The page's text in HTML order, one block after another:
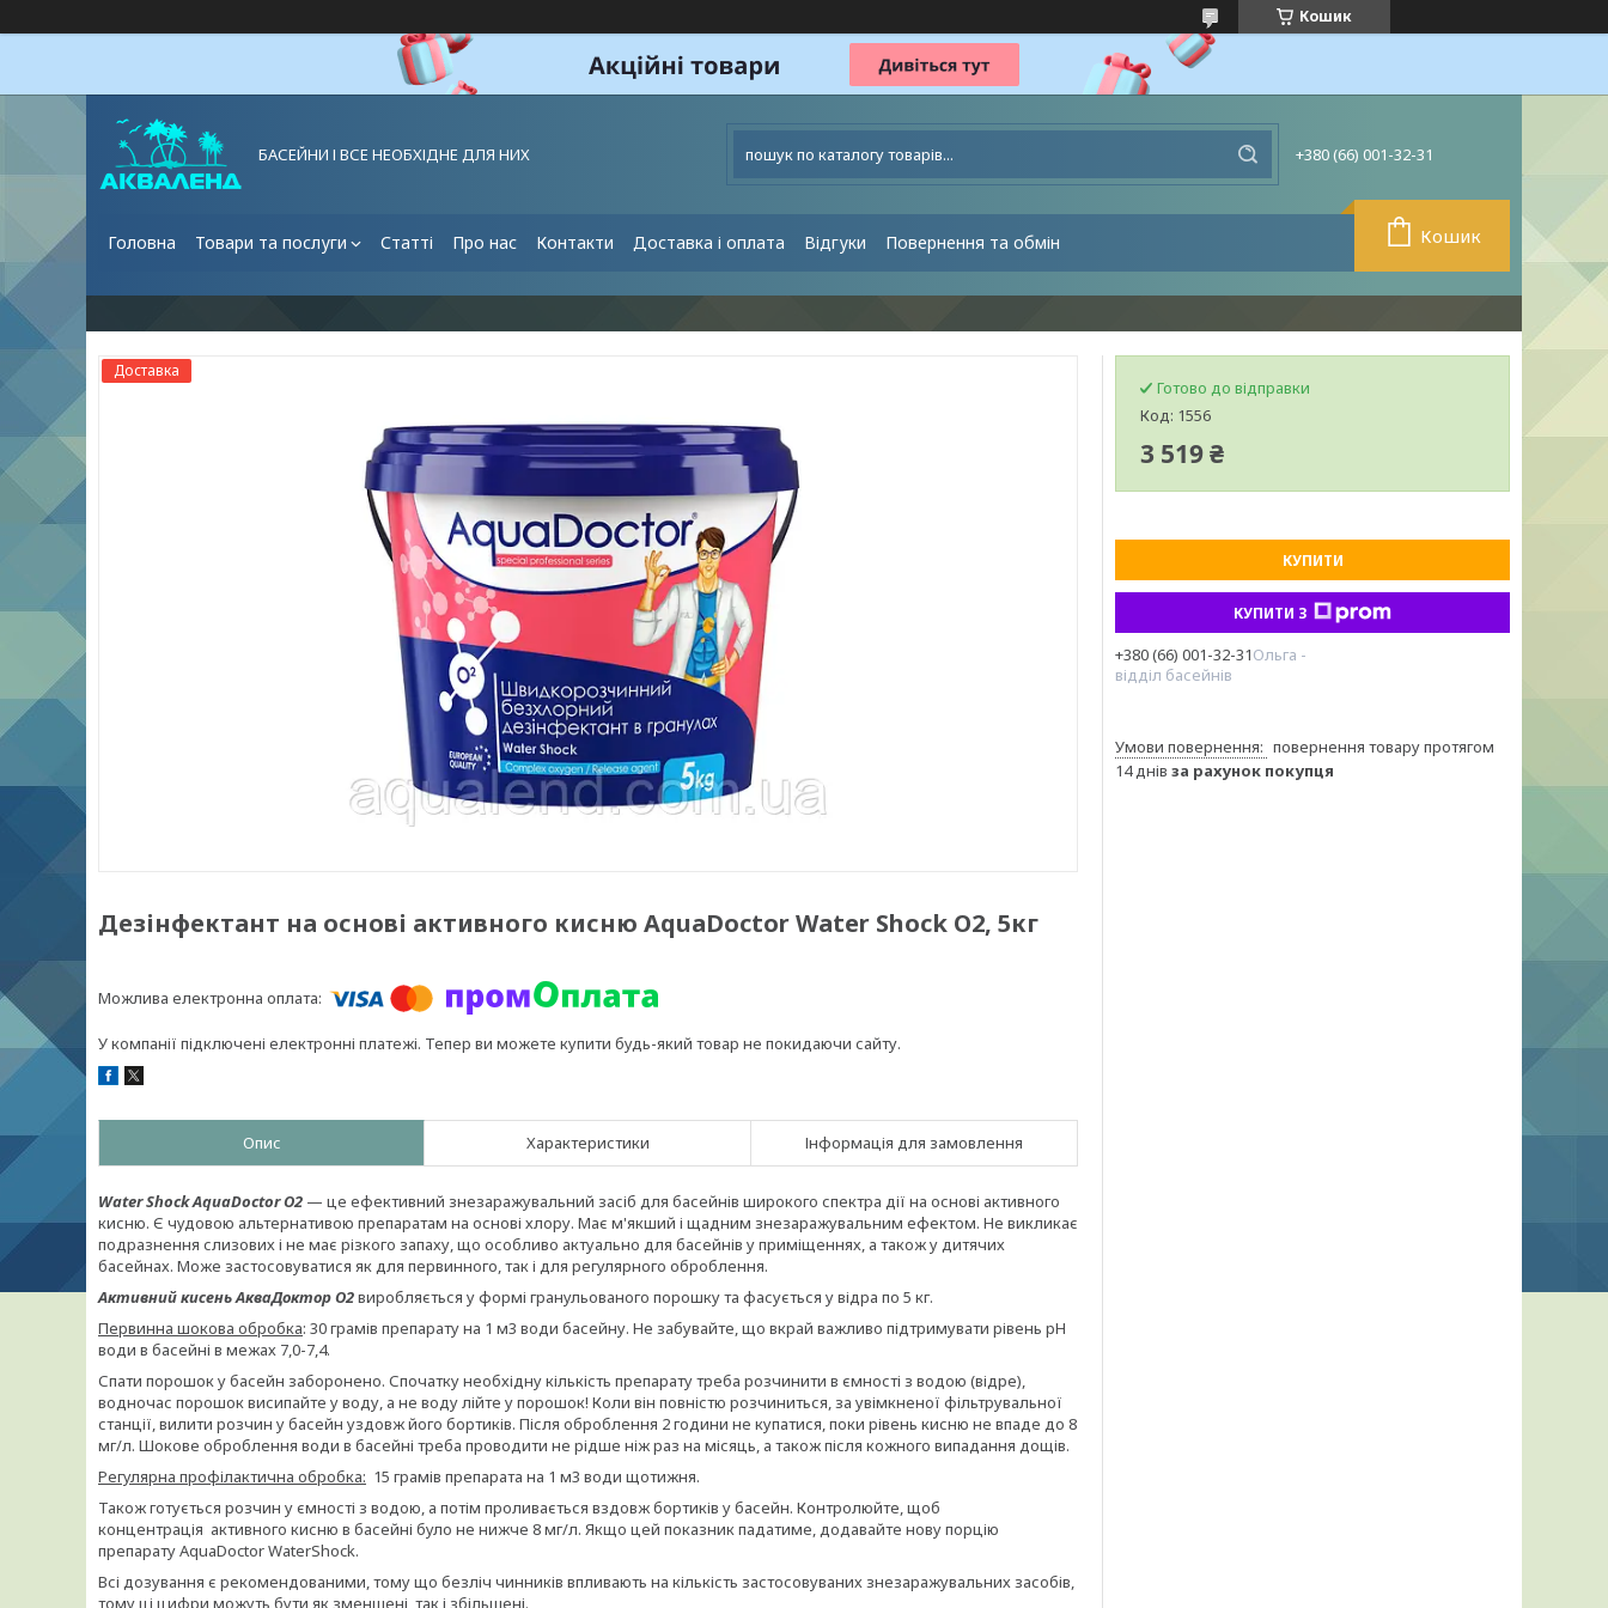
Кошик
БАСЕЙНИ І ВСЕ НЕОБХІДНЕ ДЛЯ НИХ +380 (66) 001-32-31
Головна Товари та послуги Статті Про нас Контакти Доставка і оплата Відгуки Повернення та обмін Кошик
Доставка
Дезінфектант на основі активного кисню AquaDoctor Water Shock О2, 5кг
У компанії підключені електронні платежі. Тепер ви можете купити будь-який товар не покидаючи сайту.
Опис Характеристики Інформація для замовлення
Water Shock AquaDoctor О2 — це ефективний знезаражувальний засіб для басейнів широкого спектра дії на основі активного
кисню. Є чудовою альтернативою препаратам на основі хлору. Має м'якший і щадним знезаражувальним ефектом. Не викликає
подразнення слизових і не має різкого запаху, що особливо актуально для басейнів у приміщеннях, а також у дитячих
басейнах. Може застосовуватися як для первинного, так і для регулярного оброблення.
Активний кисень АкваДоктор О2виробляється у формі гранульованого порошку та фасується у відра по 5 кг.
Первинна шокова обробка: 30 грамів препарату на 1 м3 води басейну. Не забувайте, що вкрай важливо підтримувати рівень pH
води в басейні в межах 7,0-7,4.
Спати порошок у басейн заборонено. Спочатку необхідну кількість препарату треба розчинити в ємності з водою (відре),
водночас порошок висипайте у воду, а не воду лійте у порошок! Коли він повністю розчиниться, за увімкненої фільтрувальної
станції, вилити розчин у басейн уздовж його бортиків. Після оброблення 2 години не купатися, поки рівень кисню не впаде до 8
мг/л. Шокове оброблення води в басейні треба проводити не рідше ніж раз на місяць, а також після кожного випадання дощів.
Регулярна профілактична обробка: 15 грамів препарата на 1 м3 води щотижня.
Також готується розчин у ємності з водою, а потім проливається вздовж бортиків у басейн. Контролюйте, щоб
концентрація активного кисню в басейні було не нижче 8 мг/л. Якщо цей показник падатиме, додавайте нову порцію
препарату AquaDoctor WaterShock.
Всі дозування є рекомендованими, тому що безліч чинників впливають на кількість застосовуваних знезаражувальних засобів,
тому ці цифри можуть бути як зменшені, так і збільшені.
Готово до відправки
Код: 1556
3 519 ₴
КУПИТИ
КУПИТИ З
+380 (66) 001-32-31Ольга -
відділ басейнів
повернення товару протягом
14 днів за рахунок покупця